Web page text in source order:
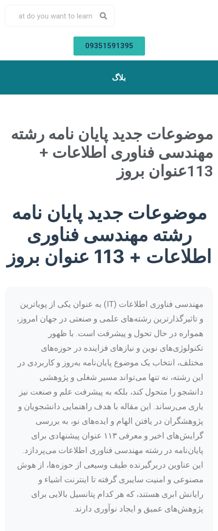
09351591395
بلاگ
موضوعات جدید پایان نامه رشته
مهندسی فناوری اطلاعات +
113عنوان بروز
موضوعات جدید پایان نامه
رشته مهندسی فناوری
اطلاعات + 113 عنوان بروز
مهندسی فناوری اطلاعات (IT) به عنوان یکی از پویاترین
و تاثیرگذارترین رشته‌های علمی و صنعتی در جهان امروز،
همواره در حال تحول و پیشرفت است. با ظهور
تکنولوژی‌های نوین و نیازهای فزاینده در حوزه‌های
مختلف، انتخاب یک موضوع پایان‌نامه به‌روز و کاربردی در
این رشته، نه تنها می‌تواند مسیر شغلی و پژوهشی
دانشجو را متحول کند، بلکه به پیشرفت علم و صنعت نیز
یاری می‌رساند. این مقاله با هدف راهنمایی دانشجویان و
پژوهشگران در یافتن الهام و ایده‌های نو، به بررسی
گرایش‌های اخیر و معرفی ۱۱۳ عنوان پیشنهادی برای
پایان‌نامه در رشته مهندسی فناوری اطلاعات می‌پردازد.
این عناوین دربرگیرنده طیف وسیعی از حوزه‌ها، از هوش
مصنوعی و امنیت سایبری گرفته تا اینترنت اشیاء و
رایانش ابری هستند، که هر کدام پتانسیل بالایی برای
پژوهش‌های عمیق و ایجاد نوآوری دارند.